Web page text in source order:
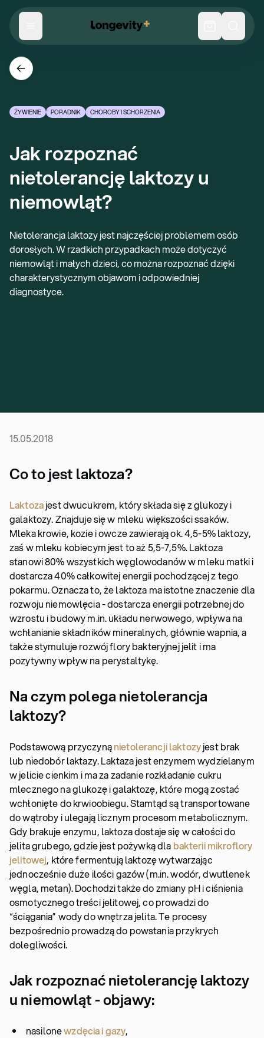
ŻYWIENIE PORADNIK CHOROBY I SCHORZENIA
Jak rozpoznać
nietolerancję laktozy u
niemowląt?
Nietolerancja laktozy jest najczęściej problemem osób
dorosłych. W rzadkich przypadkach może dotyczyć
niemowląt i małych dzieci, co można rozpoznać dzięki
charakterystycznym objawom i odpowiedniej
diagnostyce.
15.05.2018
Co to jest laktoza?
Laktozajest dwucukrem, który składa się z glukozy i
galaktozy. Znajduje się w mleku większości ssaków.
Mleka krowie, kozie i owcze zawierają ok. 4,5-5% laktozy,
zaś w mleku kobiecym jest to aż 5,5-7,5%. Laktoza
stanowi 80% wszystkich węglowodanów w mleku matki i
dostarcza 40% całkowitej energii pochodzącej z tego
pokarmu. Oznacza to, że laktoza ma istotne znaczenie dla
rozwoju niemowlęcia - dostarcza energii potrzebnej do
wzrostu i budowy m.in. układu nerwowego, wpływa na
wchłanianie składników mineralnych, głównie wapnia, a
także stymuluje rozwój flory bakteryjnej jelit i ma
pozytywny wpływ na perystaltykę.
Na czym polega nietolerancja
laktozy?
Podstawową przyczynąnietolerancji laktozyjest brak
lub niedobór laktazy. Laktaza jest enzymem wydzielanym
w jelicie cienkim i ma za zadanie rozkładanie cukru
mlecznego na glukozę i galaktozę, które mogą zostać
wchłonięte do krwioobiegu. Stamtąd są transportowane
do wątroby i ulegają licznym procesom metabolicznym.
Gdy brakuje enzymu, laktoza dostaje się w całości do
jelita grubego, gdzie jest pożywką dla bakterii mikroflory
jelitowej, które fermentują laktozę wytwarzając
jednocześnie duże ilości gazów (m.in. wodór, dwutlenek
węgla, metan). Dochodzi także do zmiany pH i ciśnienia
osmotycznego treści jelitowej, co prowadzi do
“ściągania” wody do wnętrza jelita. Te procesy
bezpośrednio prowadzą do powstania przykrych
dolegliwości.
Jak rozpoznać nietolerancję laktozy
u niemowląt - objawy:
nasilonewzdęcia i gazy,